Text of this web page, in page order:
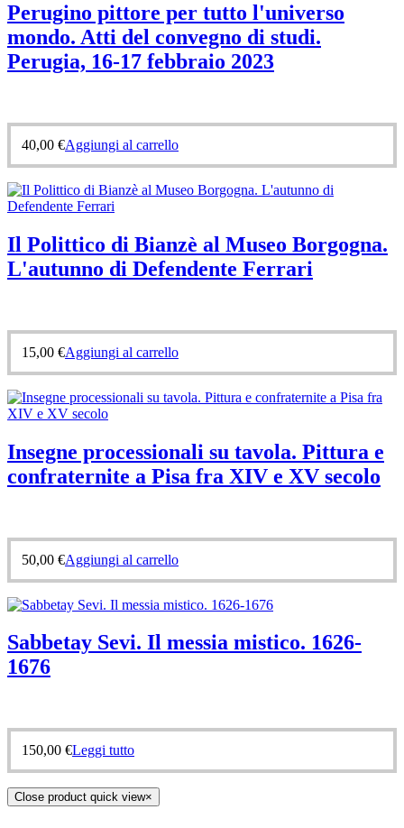
Perugino pittore per tutto l'universo
mondo. Atti del convegno di studi.
Perugia, 16-17 febbraio 2023
40,00 €Aggiungi al carrello
Il Polittico di Bianzè al Museo Borgogna.
L'autunno di Defendente Ferrari
15,00 €Aggiungi al carrello
Insegne processionali su tavola. Pittura e
confraternite a Pisa fra XIV e XV secolo
50,00 €Aggiungi al carrello
Sabbetay Sevi. Il messia mistico. 1626-
1676
150,00 €Leggi tutto
Close product quick view×